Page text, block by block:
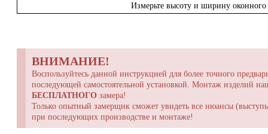
Измерьте высоту и ширину оконного
ВНИМАНИЕ!
Воспользуйтесь данной инструкцией для более точного
последующей самостоятельной установкой. Монтаж изделий
БЕСПЛАТНОГО замера!
Только опытный замерщик сможет увидеть все нюансы
при последующих производстве и монтаже!